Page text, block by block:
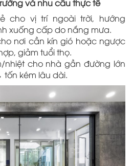
và nhu cầu thực tế
cho vị trí ngoài trời, hướng
xuống cấp do nắng mưa.
nơi cần kín gió hoặc ngược
giảm tuổi thọ.
nhiệt cho nhà gần đường lớn
kém lâu dài.